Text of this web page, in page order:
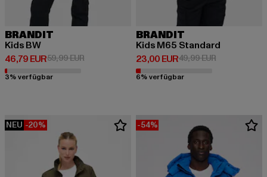
BRANDIT
Kids BW
46,79 EUR
Derzeitiger Preis: 46,79 EUR
59,99 EURAktionspreis: 59,99 EUR
3% verfügbar
BRANDIT
Kids M65 Standard
23,00 EUR
Derzeitiger Preis: 23,00 EUR
49,99 EURAktionspreis:
6% verfügbar
NEU -20% -54%